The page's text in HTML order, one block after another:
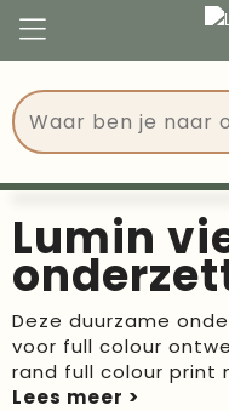
Tassen
Drinkwaren
Events
Give Aways
Congres
Events
Kerst
Verjaardagen
Voetbal, EK en WK
Lumin
Deze duurzame
voor full colour
rand full colour print